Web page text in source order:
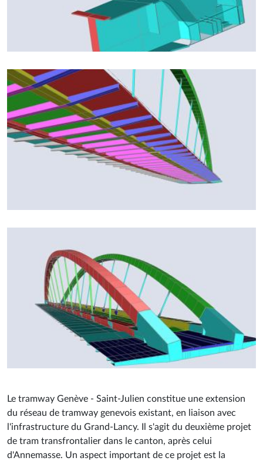
Le tramway Genève - Saint-Julien constitue une extension
du réseau de tramway genevois existant, en liaison avec
l'infrastructure du Grand-Lancy. Il s'agit du deuxième projet
de tram transfrontalier dans le canton, après celui
d'Annemasse. Un aspect important de ce projet est la